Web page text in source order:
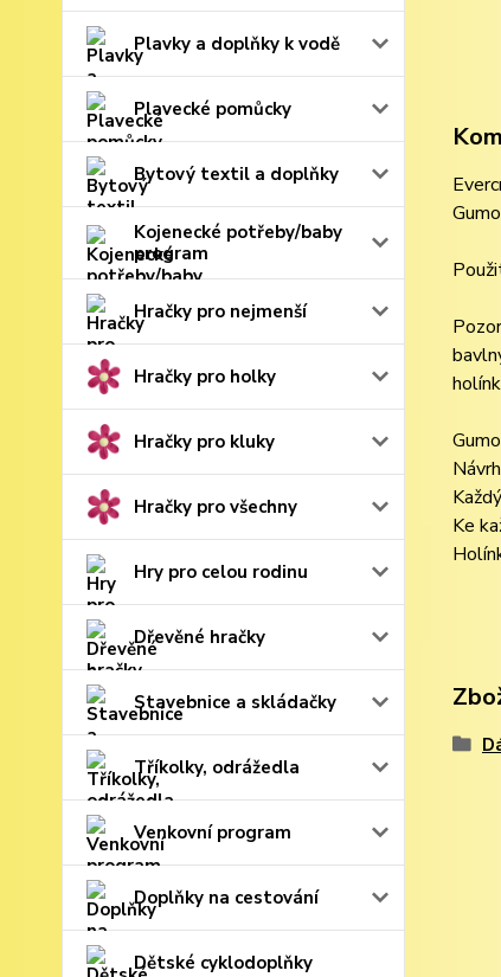
Plavky a doplňky k vodě
Plavecké pomůcky
Bytový textil a doplňky
Kojenecké potřeby/baby
program
Hračky pro nejmenší
Hračky pro holky
Hračky pro kluky
Hračky pro všechny
Hry pro celou rodinu
Dřevěné hračky
Stavebnice a skládačky
Tříkolky, odrážedla
Venkovní program
Doplňky na cestování
Dětské cyklodoplňky
Ke